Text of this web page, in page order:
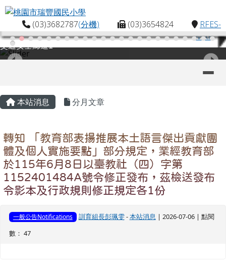
跳至主內容區
桃園市瑞豐國民小學
(03)3682787(分機) (03)3654824
RFES-
MAP
交通安全廊道1
主內容區域
本站消息 分月文章
轉知 「教育部表揚推展本土語言傑出貢獻團
體及個人實施要點」部分規定，業經教育部
於115年6月8日以臺教社（四）字第
1152401484A號令修正發布，茲檢送發布
令影本及行政規則修正規定各1份
一般公告Notifications 訓育組長彭珮雯-本站消息 | 2026-07-06 | 點閱
數： 47
頁尾區域